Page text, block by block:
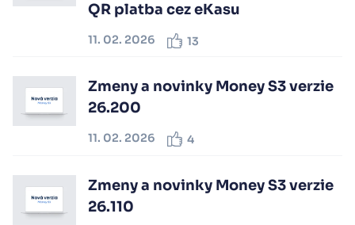
QR platba cez eKasu
11. 02. 2026 13
Zmeny a novinky Money S3 verzie
26.200
11. 02. 2026 4
Zmeny a novinky Money S3 verzie
26.110